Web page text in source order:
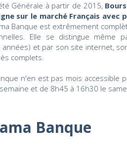
Générale à partir de 2015,
sur le marché Français avec
Banque est extrêmement
Elle se distingue même
et par son site internet,
complets.
n'en est pas mois accessible
et de 8h45 à 16h30 le
Banque